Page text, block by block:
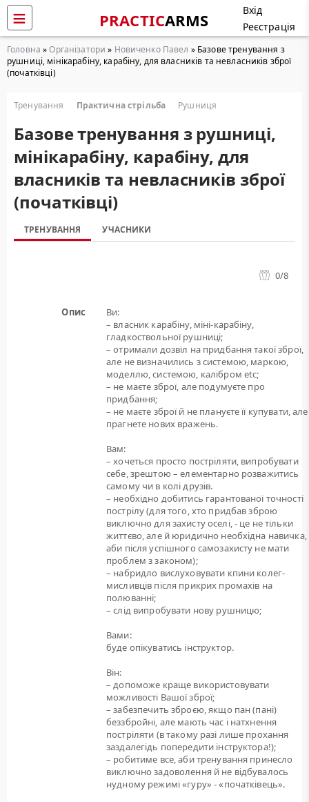
PRACTICARMS
Вхід
Реєстрація
Головна »Організатори » Новиченко Павел » Базове тренування з
рушниці, мінікарабіну, карабіну, для власників та невласників зброї
(початківці)
Тренування Практична стрільба Рушниця
Базове тренування з рушниці,
мінікарабіну, карабіну, для
власників та невласників зброї
(початківці)
ТРЕНУВАННЯ УЧАСНИКИ
0/8
Опис
Ви:
– власник карабіну, міні-карабіну,
гладкоствольної рушниці;
– отримали дозвіл на придбання такої зброї,
але не визначились з системою, маркою,
моделлю, системою, калібром etc;
– не маєте зброї, але подумуєте про
придбання;
– не маєте зброї й не плануєте її купувати, але
прагнете нових вражень.
Вам:
– хочеться просто постріляти, випробувати
себе, зрештою – елементарно розважитись
самому чи в колі друзів.
– необхідно добитись гарантованої точності
пострілу (для того, хто придбав зброю
виключно для захисту оселі, - це не тільки
життєво, але й юридично необхідна навичка,
аби після успішного самозахисту не мати
проблем з законом);
– набридло вислуховувати кпини колег-
мисливців після прикрих промахів на
полюванні;
– слід випробувати нову рушницю;
Вами:
буде опікуватись інструктор.
Він:
– допоможе краще використовувати
можливості Вашої зброї;
– забезпечить зброєю, якщо пан (пані)
беззбройні, але мають час і натхнення
постріляти (в такому разі лише прохання
заздалегідь попередити інструктора!);
– робитиме все, аби тренування принесло
виключно задоволення й не відбувалось
нудному режимі «гуру» - «початківець».